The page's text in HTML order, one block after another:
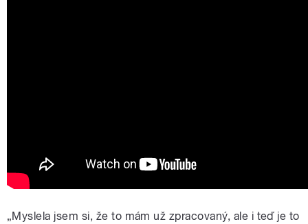
„Myslela jsem si, že to mám už zpracovaný, ale i teď je to